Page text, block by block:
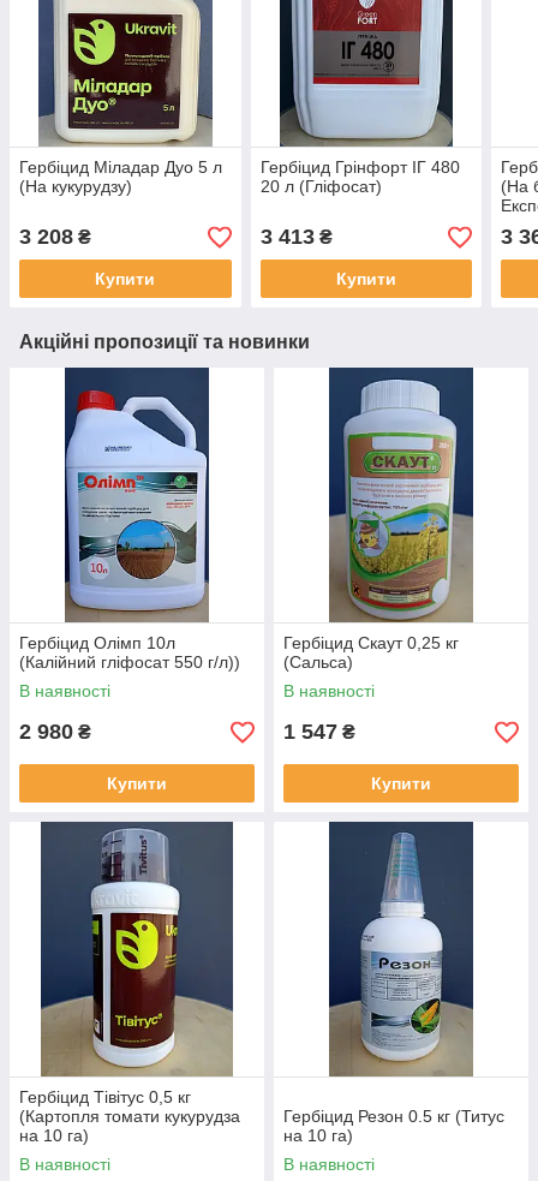
Гербіцид Міладар Дуо 5 л
(На кукурудзу)
3 208 ₴
Купити
Гербіцид Грінфорт ІГ 480
20 л (Гліфосат)
3 413₴
Купити
(На
3
Акційні пропозиції та новинки
Гербіцид Олімп 10л
(Калійний гліфосат 550 г/л))
В наявності
2 980 ₴
Купити
Гербіцид Скаут 0,25 кг
(Сальса)
В наявності
1 547 ₴
Купити
Гербіцид Тівітус 0,5 кг
(Картопля томати кукурудза
на 10 га)
В наявності
Гербіцид Резон 0.5 кг (Титус
на 10 га)
В наявності